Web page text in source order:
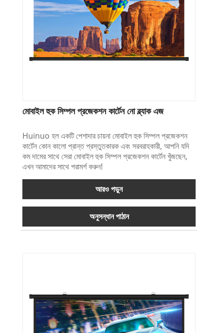
মোবাইল হুক সিম্পল প্রজেকশন কার্টেন নো ব্ল্যাক এজ
Huinuo হল একটি পেশাদার চায়না মোবাইল হুক সিম্পল প্রজেকশন
কার্টেন কোন কালো প্রান্ত প্রস্তুতকারক এবং সরবরাহকারী, আপনি যদি
কম দামের সাথে সেরা মোবাইল হুক সিম্পল প্রজেকশন কার্টেন খুঁজছেন,
এখন আমাদের সাথে পরামর্শ করুন!
আরও পড়ুন
অনুসন্ধান পাঠান